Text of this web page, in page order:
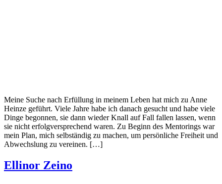
Meine Suche nach Erfüllung in meinem Leben hat mich zu Anne
Heinze geführt. Viele Jahre habe ich danach gesucht und habe viele
Dinge begonnen, sie dann wieder Knall auf Fall fallen lassen, wenn
sie nicht erfolgversprechend waren. Zu Beginn des Mentorings war
mein Plan, mich selbständig zu machen, um persönliche Freiheit und
Abwechslung zu vereinen. […]
Ellinor Zeino